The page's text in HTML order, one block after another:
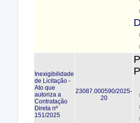
Inexigibilidade
de Licitação -
Ato que
autoriza a
Contratação
Direta nº
151/2025
23087.000590/2025-
20